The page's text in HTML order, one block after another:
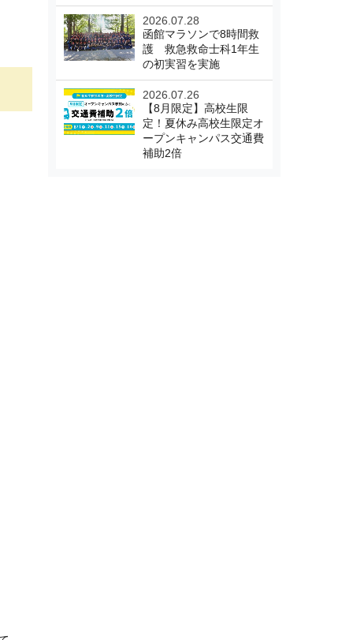
2026.07.28
函館マラソンで8時間救
護 救急救命士科1年生
の初実習を実施
2026.07.26
【8月限定】高校生限
定！夏休み高校生限定オ
ープンキャンパス交通費
補助2倍